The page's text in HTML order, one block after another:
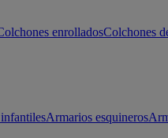
enrolladosColchones
Armarios esquineros